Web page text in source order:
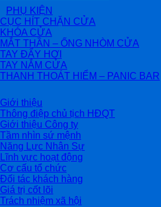
PHỤ KIỆN
CỤC HÍT CHẶN CỬA
KHÓA CỬA
MẮT THẦN – ỐNG NHÒM CỬA
TAY ĐẨY HƠI
TAY NẮM CỬA
THANH THOÁT HIỂM – PANIC BAR
Giới thiệu
Thông điệp chủ tịch HĐQT
Giới thiệu Công ty
Tầm nhìn sứ mệnh
Năng Lực Nhân Sự
Lĩnh vực hoạt động
Cơ cấu tổ chức
Đối tác khách hàng
Giá trị cốt lõi
Trách nhiệm xã hội